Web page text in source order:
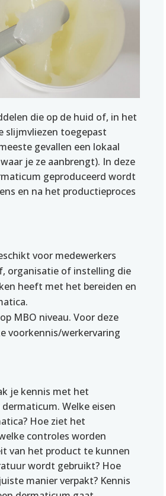
die op de huid of, in het
slijmvliezen toegepast
gevallen een lokaal
je ze aanbrengt). In deze
geproduceerd wordt
en na het productieproces
voor medewerkers
organisatie of instelling die
heeft met het bereiden en
MBO niveau. Voor deze
voorkennis/werkervaring
je kennis met het
Welke eisen
Hoe ziet het
controles worden
van het product te kunnen
wordt gebruikt? Hoe
manier verpakt? Kennis